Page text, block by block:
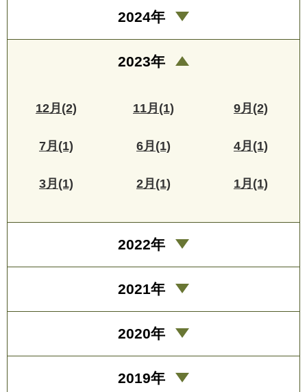
2024年
2023年
12月(2) 11月(1) 9月(2)
7月(1) 6月(1) 4月(1)
3月(1) 2月(1) 1月(1)
2022年
2021年
2020年
2019年